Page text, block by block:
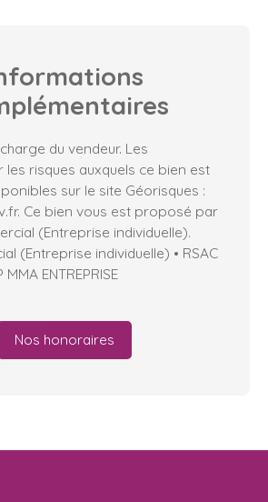
du vendeur. Les
risques auxquels ce bien est
sur le site Géorisques :
Ce bien vous est proposé par
(Entreprise individuelle).
(Entreprise individuelle) • RSAC
ENTREPRISE
Nos honoraires